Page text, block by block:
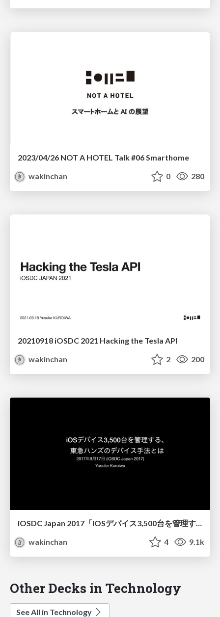
2023/04/26 NOT A HOTEL Talk #06 Smarthome
wakinchan
0 280
20210918 iOSDC 2021 Hacking the Tesla API
wakinchan
2 200
iOSDC Japan 2017「iOSデバイス3,500台を管理する、 東急ハンズのデバイス手法とは」
wakinchan
4 9.1k
Other Decks in Technology
See All in Technology